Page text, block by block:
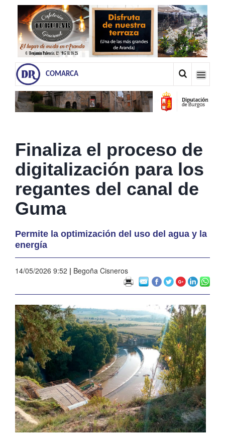
COMARCA
Finaliza el proceso de
digitalización para los
regantes del canal de
Guma
Permite la optimización del uso del agua y la
energía
14/05/2026 9:52 | Begoña Cisneros